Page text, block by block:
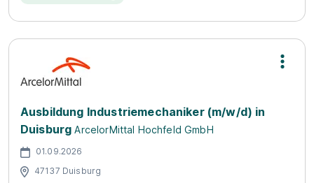
Ausbildung Industriemechaniker (m/w/d) in
Duisburg ArcelorMittal Hochfeld GmbH
01.09.2026
47137 Duisburg